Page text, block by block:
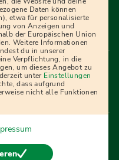
Presse
Mediadaten
Widerrufsbelehrung
Cookies
Daten können
etwa für personalisierte
von Anzeigen und
der Europäischen Union
Weitere Informationen
du in unserer
Verpflichtung, in die
um dieses Angebot zu
unter Einstellungen
dass aufgrund
nicht alle Funktionen